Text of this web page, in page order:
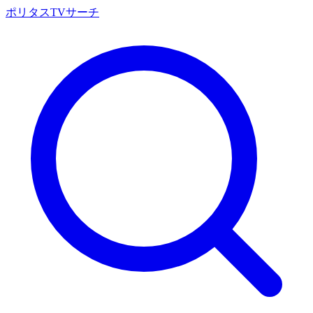
ポリタスTVサーチ